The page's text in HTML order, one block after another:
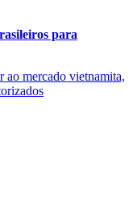
para
ao mercado vietnamita,